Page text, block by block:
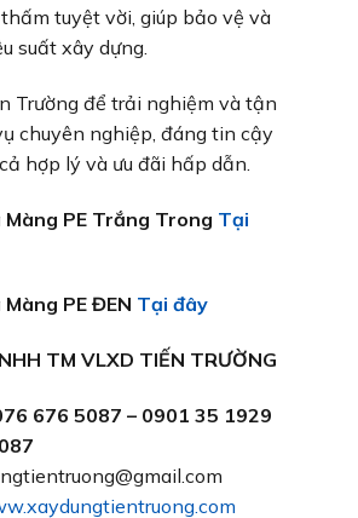
tuyệt vời, giúp bảo vệ và
suất xây dựng.
Trường để trải nghiệm và tận
chuyên nghiệp, đáng tin cậy
hợp lý và ưu đãi hấp dẫn.
Màng PE Trắng Trong Tại
PE ĐEN Tại đây
TM VLXD TIẾN TRƯỜNG
676 5087 – 0901 35 1929